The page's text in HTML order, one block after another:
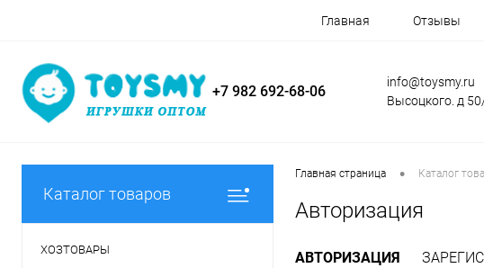
Главная Отзывы
+7 982 692-68-06
info@toysmy.ru
Высоцкого. д
Каталог товаров
ХОЗТОВАРЫ
Главная страница • Каталог
Авторизация
АВТОРИЗАЦИЯ